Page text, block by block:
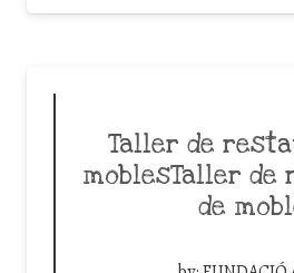
Taller de
moblesTaller
de